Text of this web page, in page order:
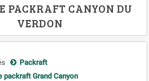
PACKRAFT CANYON DU
VERDON
Packraft
packraft Grand Canyon